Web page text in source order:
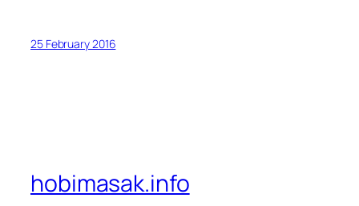
25 February 2016
hobimasak.info